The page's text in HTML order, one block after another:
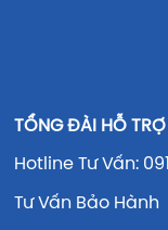
TỔNG ĐÀI HỖ TRỢ
Hotline Tư Vấn:
Tư Vấn Bảo Hành